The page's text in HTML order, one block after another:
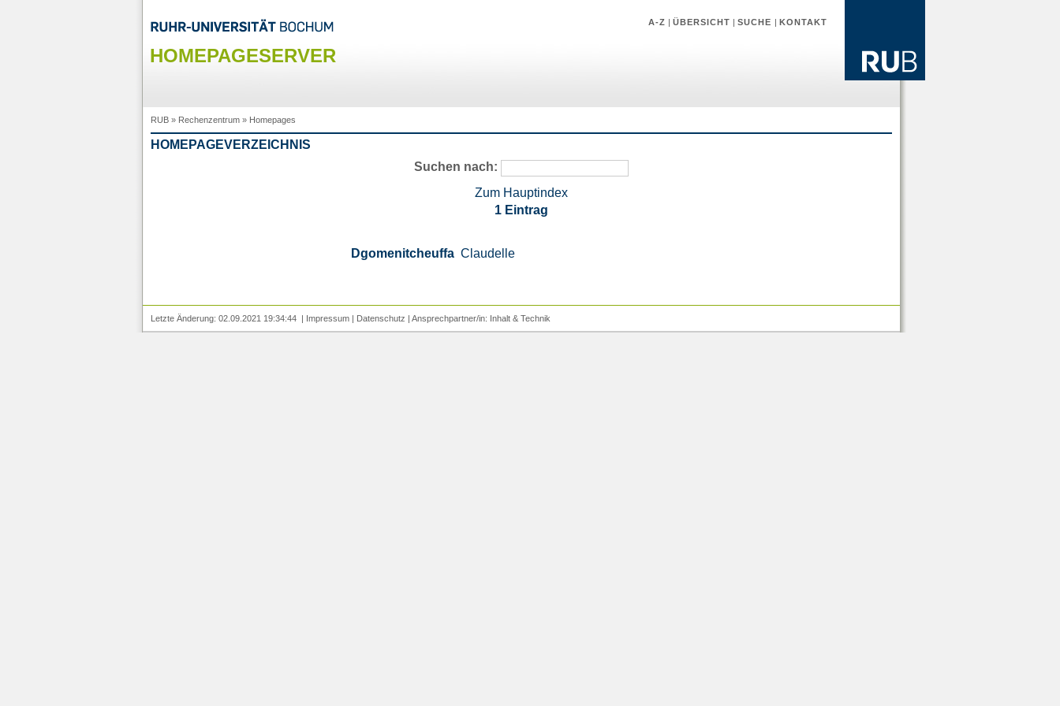
A-Z |ÜBERSICHT |SUCHE |KONTAKT
HOMEPAGESERVER
RUB» Rechenzentrum» Homepages
HOMEPAGEVERZEICHNIS
Suchen nach:
Zum Hauptindex
1 Eintrag
Dgomenitcheuffa Claudelle
Letzte Änderung: 02.09.2021 19:34:44 | Impressum| Datenschutz | Ansprechpartner/in: Inhalt& Technik